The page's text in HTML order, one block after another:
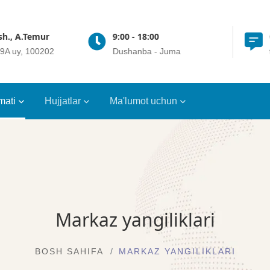
9:00 - 18:00
Dushanba - Juma
Hujjatlar Ma'lumot uchun
Markaz yangiliklari
BOSH SAHIFA MARKAZ YANGILIKLARI